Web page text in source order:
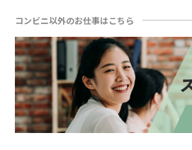
コンビニ以外のお仕事はこちら